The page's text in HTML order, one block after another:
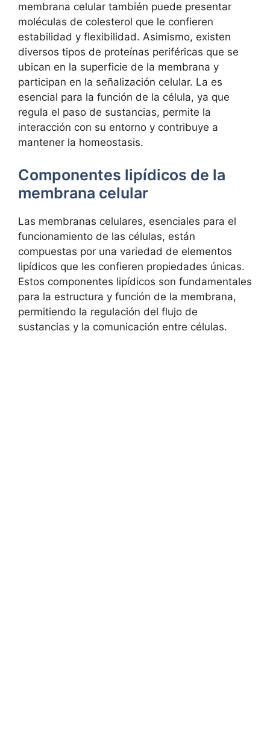
membrana celular también puede presentar
moléculas de colesterol que le ⁤confieren
estabilidad⁣ y flexibilidad. ​Asimismo, existen
diversos‍ tipos de ⁣proteínas periféricas que se
‍ubican en la superficie ‌de⁣ la membrana y
participan en la señalización celular. ​La es
esencial para la función de la célula, ya que
regula el paso de sustancias, permite la
interacción con su ‌entorno y contribuye a
⁤mantener la‌ homeostasis.
Componentes lipídicos de ‍la
membrana ​celular
Las membranas celulares, esenciales para el
funcionamiento de las células, están
compuestas⁣ por una ​variedad ​de elementos
lipídicos que les confieren propiedades únicas.‌
Estos ​componentes lipídicos son fundamentales
para la estructura ​y función de la membrana,‍
permitiendo ‌la regulación‍ del flujo de
sustancias ⁣y‌ la comunicación entre células.